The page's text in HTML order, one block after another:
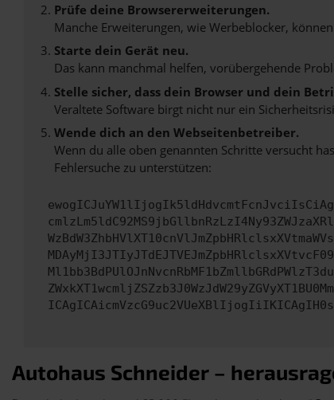
Prüfe deine Browsererweiterungen.
Manche Erweiterungen, wie Werbeblocker,
Starte dein Gerät neu.
Das kann manchmal helfen, vorübergehende
Stelle sicher, dass dein Browser und dein
Veraltete Software birgt nicht nur ein
Wende dich an den Webseitenbetreiber.
Wenn du alle oben genannten Schritte versucht
Fehlersuche zu unterstützen:
Autohaus Schneider –